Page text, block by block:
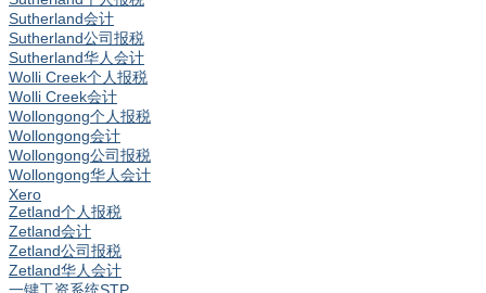
Sutherland会计
Sutherland公司报税
Sutherland华人会计
Wolli Creek个人报税
Wolli Creek会计
Wollongong个人报税
Wollongong会计
Wollongong公司报税
Wollongong华人会计
Xero
Zetland个人报税
Zetland会计
Zetland公司报税
Zetland华人会计